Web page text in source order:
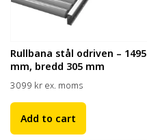
Rullbana stål odriven – 1495
mm, bredd 305 mm
3099 kr ex. moms
Add to cart